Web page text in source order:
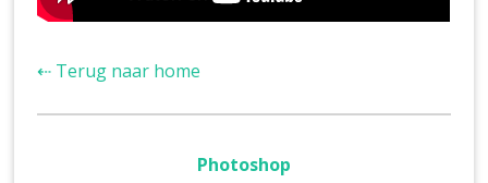
⇠ Terug naar home
Photoshop